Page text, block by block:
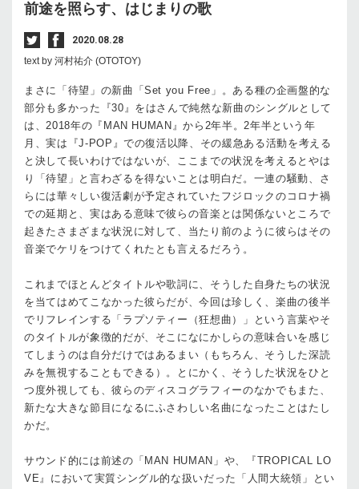
前途を照らす、はじまりの歌
2020.08.28
text by 河村祐介 (OTOTOY)
まさに「待望」の新曲「Set you Free」。ある種の企画盤的な
部分も多かった『30』をはさんで純然な新曲のシングルとして
は、2018年の『MAN HUMAN』から2年半。2年半という年
月、実は『J-POP』での復活以降、その緩急ある活動を考える
と決して長いわけではないが、ここまでの状況を考えるとやは
り「待望」と言わざるを得ないことは明白だ。一連の騒動、さ
らには華々しい復活劇が予定されていたフジロックのコロナ禍
での延期と、実はある意味で彼らの音楽とは関係ないところで
起きたさまざまな状況に対して、当たり前のように彼らはその
音楽でケリをつけてくれたとも言えるだろう。
これまでほとんどタイトルや歌詞に、そうした自身たちの状況
を当てはめてこなかった彼らだが、今回は珍しく、楽曲の後半
でリフレインする「ラプソティー（狂想曲）」という言葉やそ
のタイトルが象徴的だが、そこになにかしらの意味合いを感じ
てしまうのは自分だけではあるまい（もちろん、そうした深読
みを無視することもできる）。とにかく、そうした状況をひと
つ度外視しても、彼らのディスコグラフィーのなかでもまた、
新たな大きな節目になるにふさわしい名曲になったことはたし
かだ。
サウンド的には前述の「MAN HUMAN」や、『TROPICAL LO
VE』において実質シングル的な扱いだった「人間大統領」とい